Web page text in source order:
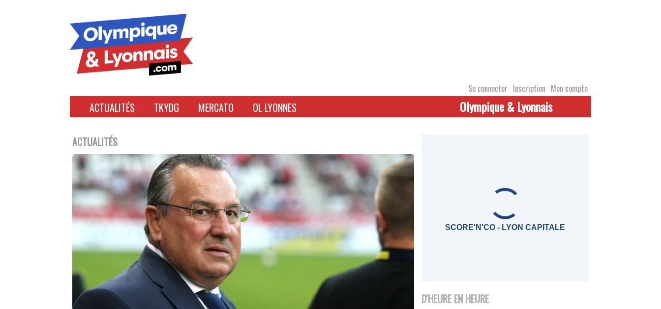
Se connecter Inscription Mon compte
ACTUALITÉS TKYDG MERCATO OL LYONNES Olympique & Lyonnais
ACTUALITÉS
SCORE'N'CO - LYON CAPITALE
D'HEURE EN HEURE